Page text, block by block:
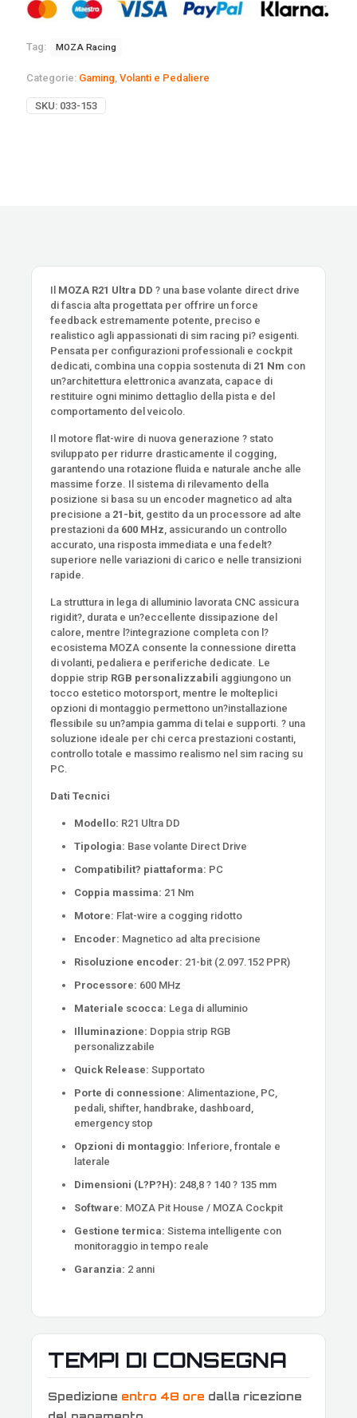
Tag: MOZA Racing
Categorie: Gaming Volanti e Pedaliere
SKU: 033-153
Il MOZA R21 Ultra DD ? una base volante direct drive
di fascia alta progettata per offrire un force
feedback estremamente potente, preciso e
realistico agli appassionati di sim racing pi? esigenti.
Pensata per configurazioni professionali e cockpit
dedicati, combina una coppia sostenuta di 21 Nm con
un?architettura elettronica avanzata, capace di
restituire ogni minimo dettaglio della pista e del
comportamento del veicolo.
Il motore flat-wire di nuova generazione ? stato
sviluppato per ridurre drasticamente il cogging,
garantendo una rotazione fluida e naturale anche alle
massime forze. Il sistema di rilevamento della
posizione si basa su un encoder magnetico ad alta
precisione a 21-bit , gestito da un processore ad alte
prestazioni da 600 MHz , assicurando un controllo
accurato, una risposta immediata e una fedelt?
superiore nelle variazioni di carico e nelle transizioni
rapide.
La struttura in lega di alluminio lavorata CNC assicura
rigidit?, durata e un?eccellente dissipazione del
calore, mentre l?integrazione completa con l?
ecosistema MOZA consente la connessione diretta
di volanti, pedaliera e periferiche dedicate. Le
doppie strip RGB personalizzabili aggiungono un
tocco estetico motorsport, mentre le molteplici
opzioni di montaggio permettono un?installazione
flessibile su un?ampia gamma di telai e supporti. ? una
soluzione ideale per chi cerca prestazioni costanti,
controllo totale e massimo realismo nel sim racing su
PC.
Dati Tecnici
Modello: R21 Ultra DD
Tipologia: Base volante Direct Drive
Compatibilit? piattaforma: PC
Coppia massima: 21 Nm
Motore: Flat-wire a cogging ridotto
Encoder: Magnetico ad alta precisione
Risoluzione encoder: 21-bit (2.097.152 PPR)
Processore: 600 MHz
Materiale scocca: Lega di alluminio
Illuminazione: Doppia strip RGB
personalizzabile
Quick Release: Supportato
Porte di connessione: Alimentazione, PC,
pedali, shifter, handbrake, dashboard,
emergency stop
Opzioni di montaggio: Inferiore, frontale e
laterale
Dimensioni (L?P?H): 248,8 ? 140 ? 135 mm
Software: MOZA Pit House / MOZA Cockpit
Gestione termica: Sistema intelligente con
monitoraggio in tempo reale
Garanzia: 2 anni
TEMPI DI CONSEGNA
Spedizione entro 48 ore dalla ricezione